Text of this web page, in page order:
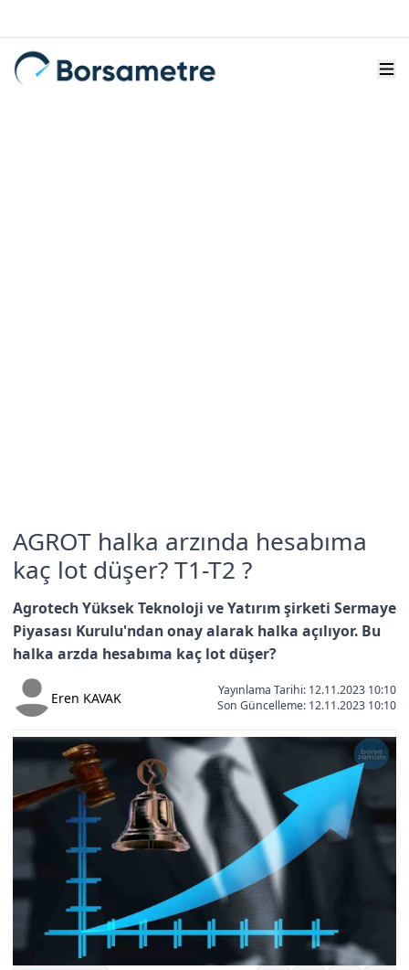
AGROT halka arzında hesabıma
kaç lot düşer? T1-T2 ?
Agrotech Yüksek Teknoloji ve Yatırım şirketi Sermaye
Piyasası Kurulu'ndan onay alarak halka açılıyor. Bu
halka arzda hesabıma kaç lot düşer?
Eren KAVAK
Yayınlama Tarihi: 12.11.2023 10:10
Son Güncelleme: 12.11.2023 10:10